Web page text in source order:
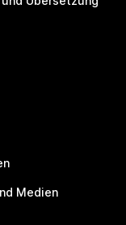
Medien